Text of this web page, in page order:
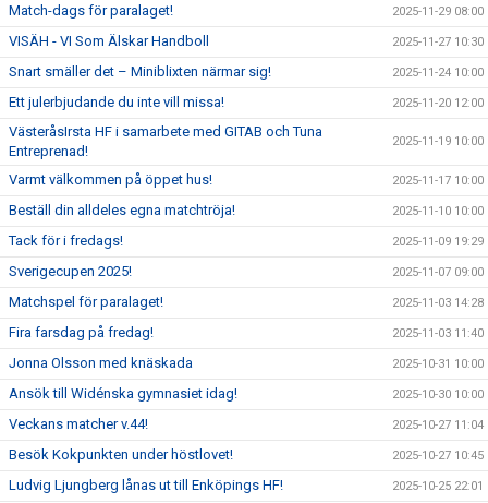
Match-dags för paralaget! 2025-11-29 08:00
VISÄH - VI Som Älskar Handboll 2025-11-27 10:30
Snart smäller det – Miniblixten närmar sig! 2025-11-24 10:00
Ett julerbjudande du inte vill missa! 2025-11-20 12:00
VästeråsIrsta HF i samarbete med GITAB och Tuna
Entreprenad!
2025-11-19 10:00
Varmt välkommen på öppet hus! 2025-11-17 10:00
Beställ din alldeles egna matchtröja! 2025-11-10 10:00
Tack för i fredags! 2025-11-09 19:29
Sverigecupen 2025! 2025-11-07 09:00
Matchspel för paralaget! 2025-11-03 14:28
Fira farsdag på fredag! 2025-11-03 11:40
Jonna Olsson med knäskada 2025-10-31 10:00
Ansök till Widénska gymnasiet idag! 2025-10-30 10:00
Veckans matcher v.44! 2025-10-27 11:04
Besök Kokpunkten under höstlovet! 2025-10-27 10:45
Ludvig Ljungberg lånas ut till Enköpings HF! 2025-10-25 22:01